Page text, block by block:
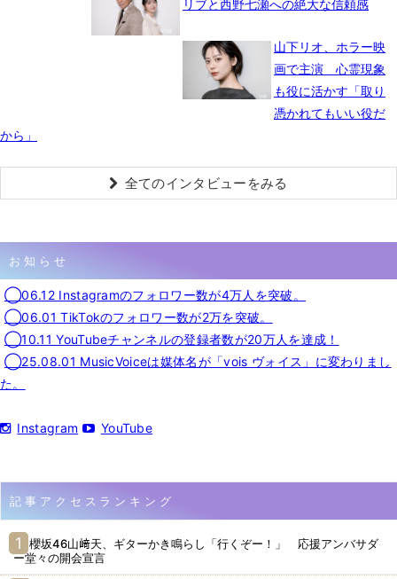
リブと西野七瀬への絶大な信頼感
山下リオ、ホラー映
画で主演 心霊現象
も役に活かす「取り
憑かれてもいい役だ
から」
全てのインタビューをみる
お知らせ
◯06.12 Instagramのフォロワー数が4万人を突破。
◯06.01 TikTokのフォロワー数が2万を突破。
◯10.11 YouTubeチャンネルの登録者数が20万人を達成！
◯25.08.01 MusicVoiceは媒体名が「vois ヴォイス」に変わりまし
た。
Instagram YouTube
記事アクセスランキング
櫻坂46山﨑天、ギターかき鳴らし「行くぞー！」 応援アンバサダ
ー堂々の開会宣言